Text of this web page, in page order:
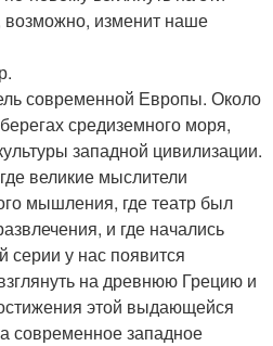
изменит наше
современной Европы. Около
средиземного моря,
западной цивилизации.
великие мыслители
мышления, где театр был
и где начались
серии у нас появится
на древнюю Грецию и
этой выдающейся
современное западное